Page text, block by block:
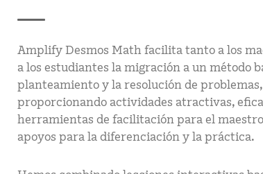
Amplify Desmos Math facilita tanto a los
a los estudiantes la migración a un método
planteamiento y la resolución de problemas,
proporcionando actividades atractivas,
herramientas de facilitación para el
apoyos para la diferenciación y la práctica.